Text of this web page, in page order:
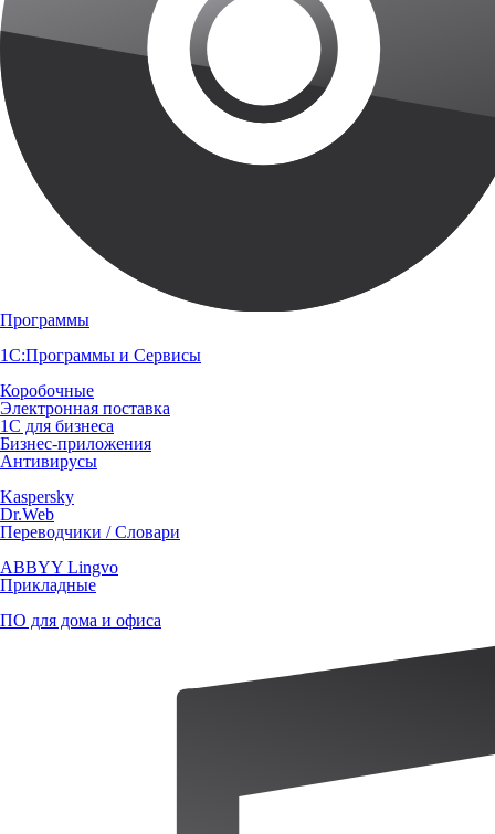
Программы
1С:Программы и Сервисы
Коробочные
Электронная поставка
1С для бизнеса
Бизнес-приложения
Антивирусы
Kaspersky
Dr.Web
Переводчики / Словари
ABBYY Lingvo
Прикладные
ПО для дома и офиса